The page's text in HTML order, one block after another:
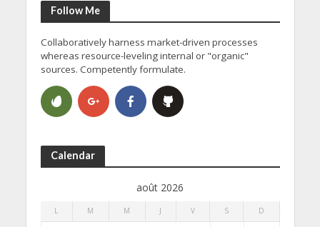
Follow Me
Collaboratively harness market-driven processes
whereas resource-leveling internal or "organic"
sources. Competently formulate.
Calendar
août 2026
L M M J V S D